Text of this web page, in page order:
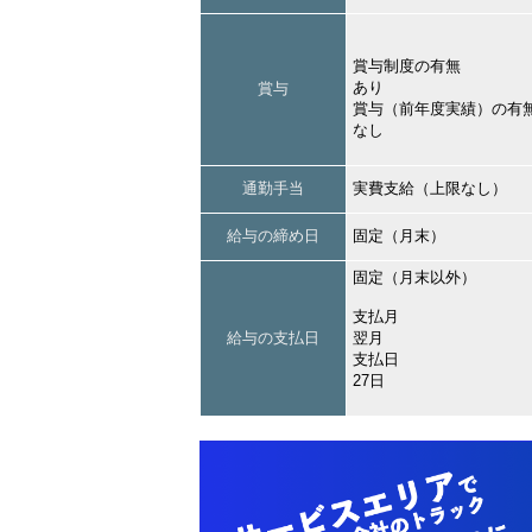
賞与
賞与制度の有無
あり
賞与（前年度実績）の有
なし
通勤手当 実費支給（上限なし）
給与の締め日 固定（月末）
給与の支払日
固定（月末以外）
支払月
翌月
支払日
27日